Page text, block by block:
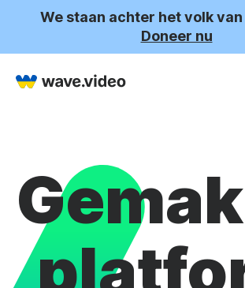
We staan achter het volk
Doneer nu